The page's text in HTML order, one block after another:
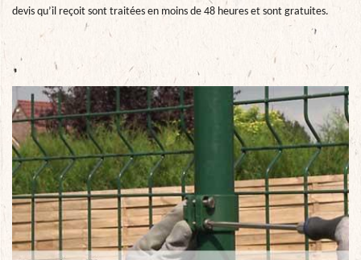
devis qu’il reçoit sont traitées en moins de 48 heures et sont gratuites.